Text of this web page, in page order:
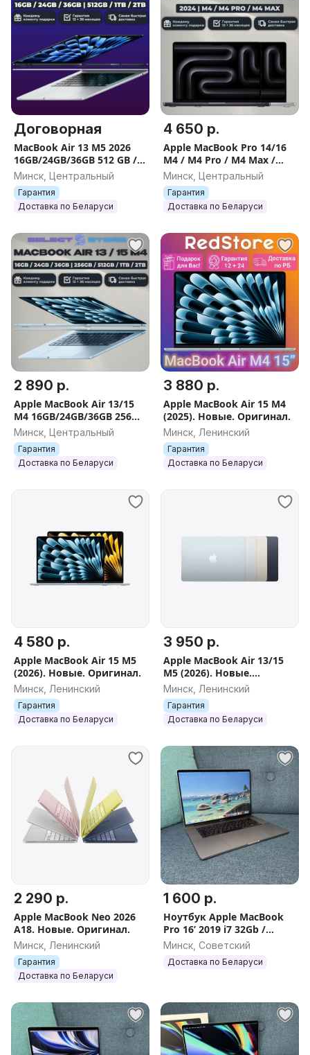
Договорная
MacBook Air 13 M5 2026
16GB/24GB/36GB 512 GB /
1TB / 2TB НОВЫЕ,
ГАРАНТИЯ
Минск, Центральный
Гарантия
Доставка по Беларуси
4 650 р.
Apple MacBook Pro 14/16
M4 / M4 Pro / M4 Max /
2024 / НОВЫЕ , ГАРАНТИЯ
Минск, Центральный
Гарантия
Доставка по Беларуси
2 890 р.
Apple MacBook Air 13/15
M4 16GB/24GB/36GB 256
GB / 512 GB / 1 TB / 2 TB
НОВЫЕ , ГАРАНТИЯ
Минск, Центральный
Гарантия
Доставка по Беларуси
3 880 р.
Apple MacBook Air 15 M4
(2025). Новые. Оригинал.
Минск, Ленинский
Гарантия
Доставка по Беларуси
4 580 р.
Apple MacBook Air 15 M5
(2026). Новые. Оригинал.
Минск, Ленинский
Гарантия
Доставка по Беларуси
3 950 р.
Apple MacBook Air 13/15
M5 (2026). Новые.
Оригинал.
Минск, Ленинский
Гарантия
Доставка по Беларуси
2 290 р.
Apple MacBook Neo 2026
A18. Новые. Оригинал.
Минск, Ленинский
Гарантия
Доставка по Беларуси
1 600 р.
Ноутбук Apple MacBook
Pro 16’ 2019 i7 32Gb /
512Gb (с НДС)
Минск, Советский
Доставка по Беларуси